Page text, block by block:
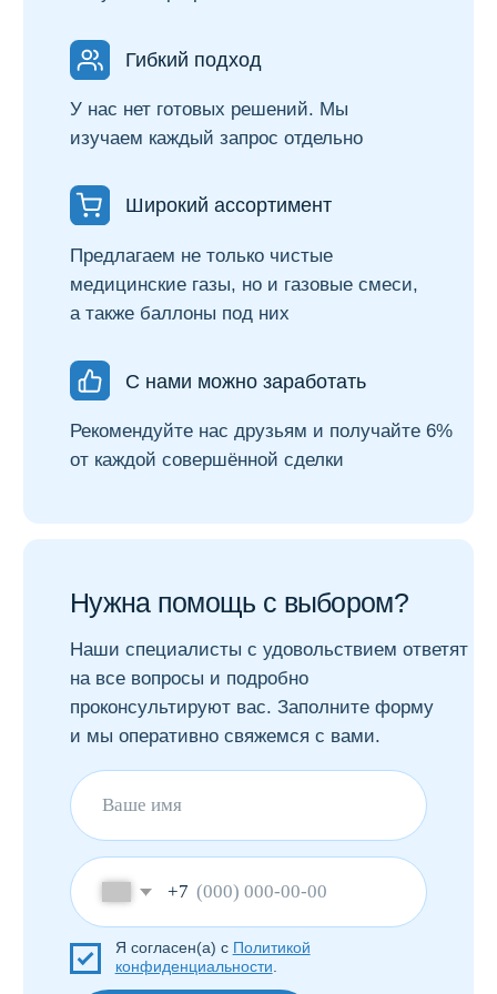
медицинской
Все статьи
Ответим на любые вопросы:
+7 495 223-92-30
info@selenfarm.ru
Ждём ваших предложений: